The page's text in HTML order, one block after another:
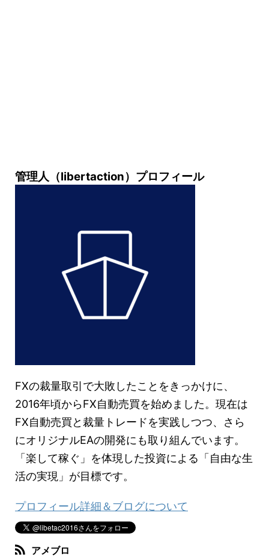
管理人（libertaction）プロフィール
FXの裁量取引で大敗したことをきっかけに、
2016年頃からFX自動売買を始めました。現在は
FX自動売買と裁量トレードを実践しつつ、さら
にオリジナルEAの開発にも取り組んでいます。
「楽して稼ぐ」を体現した投資による「自由な生
活の実現」が目標です。
プロフィール詳細＆ブログについて
アメブロ